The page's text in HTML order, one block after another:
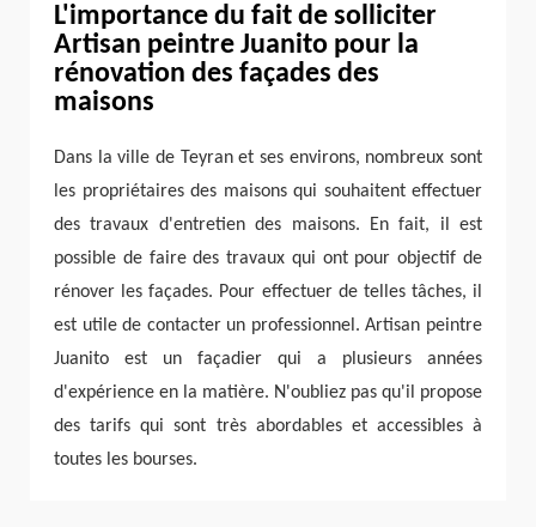
L'importance du fait de solliciter
Artisan peintre Juanito pour la
rénovation des façades des
maisons
Dans la ville de Teyran et ses environs, nombreux sont
les propriétaires des maisons qui souhaitent effectuer
des travaux d'entretien des maisons. En fait, il est
possible de faire des travaux qui ont pour objectif de
rénover les façades. Pour effectuer de telles tâches, il
est utile de contacter un professionnel. Artisan peintre
Juanito est un façadier qui a plusieurs années
d'expérience en la matière. N'oubliez pas qu'il propose
des tarifs qui sont très abordables et accessibles à
toutes les bourses.